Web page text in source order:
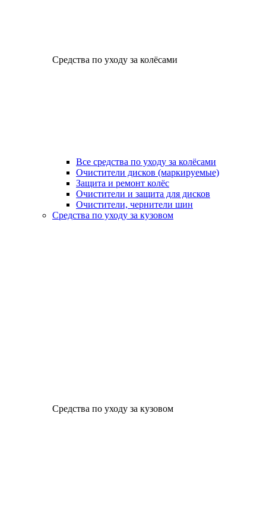
Средства по уходу за колёсами
Все средства по уходу за колёсами
Очистители дисков (маркируемые)
Защита и ремонт колёс
Очистители и защита для дисков
Очистители, чернители шин
Средства по уходу за кузовом
Средства по уходу за кузовом